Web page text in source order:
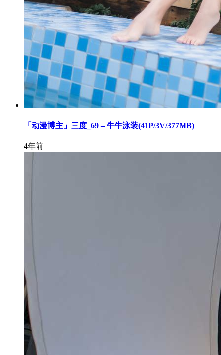
「动漫博主」三度_69 – 牛牛泳装(41P/3V/377MB)
4年前